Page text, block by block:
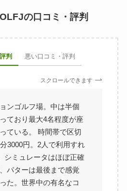
の口コミ・評判
判 悪い口コミ・評判
スクロールできます
ンゴルフ場。中は半個
ており最大4名程度が座
ている。 時間帯で区切
3000円。2人で利用すれ
シミュレータはほぼ正確
パターは最後まで感覚
た。世界中の有名なコ